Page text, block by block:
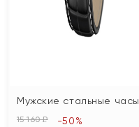
Мужские стальные часы
15 160 ₽ -50%